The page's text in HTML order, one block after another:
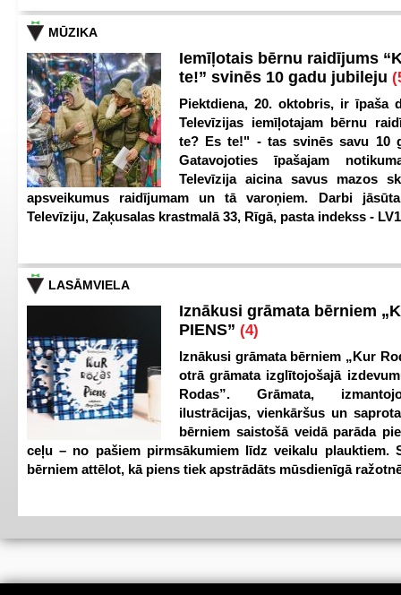
MŪZIKA
Iemīļotais bērnu raidījums
te!” svinēs 10 gadu jubileju
Piektdiena, 20. oktobris, ir īpaša
Televīzijas iemīļotajam bērnu
te? Es te!" - tas svinēs savu 10
Gatavojoties īpašajam
Televīzija aicina savus mazos
apsveikumus raidījumam un tā varoņiem. Darbi
Televīziju, Zaķusalas krastmalā 33, Rīgā, pasta indekss -
LASĀMVIELA
Iznākusi grāmata bērniem
PIENS” (4)
Iznākusi grāmata bērniem „Kur
otrā grāmata izglītojošajā
Rodas”. Grāmata,
ilustrācijas, vienkāršus un
bērniem saistošā veidā parāda
ceļu – no pašiem pirmsākumiem līdz veikalu plauktiem.
bērniem attēlot, kā piens tiek apstrādāts mūsdienīgā